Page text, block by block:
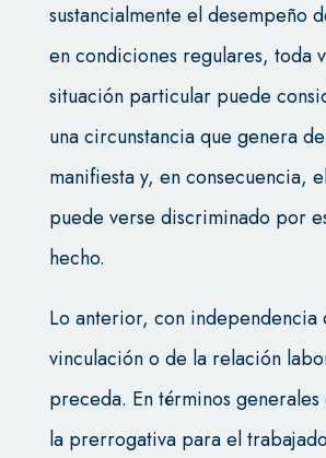
sustancialmente el desempeño
en condiciones regulares, toda
situación particular puede
una circunstancia que genera
manifiesta y, en consecuencia,
puede verse discriminado por
hecho.
Lo anterior, con independencia
vinculación o de la relación
preceda. En términos
la prerrogativa para el